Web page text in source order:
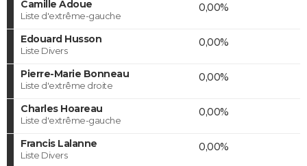
Camille Adoue
Liste d'extrême-gauche
0,00%
Edouard Husson
Liste Divers
0,00%
Pierre-Marie Bonneau
Liste d'extrême droite
0,00%
Charles Hoareau
Liste d'extrême-gauche
0,00%
Francis Lalanne
Liste Divers
0,00%